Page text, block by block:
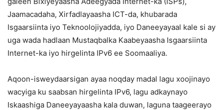
Jaamacadaha, Xirfadlayaasha ICT-da, khubarada
Isgaarsiinta iyo Teknoolojiyadda, iyo Daneeyayaal kale si ay
uga wada hadlaan Mustaqbalka Kaabeyaasha Isgaarsiinta
Internet-ka iyo hirgelinta IPv6 ee Soomaaliya.
Aqoon-isweydaarsigan ayaa noqday madal lagu xoojinayo
wacyiga ku saabsan hirgelinta IPv6, lagu adkaynayo
Iskaashiga Daneeyayaasha kala duwan, laguna taageerayo